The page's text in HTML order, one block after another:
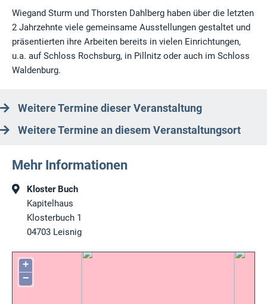
Wiegand Sturm und Thorsten Dahlberg haben über die letzten
2 Jahrzehnte viele gemeinsame Ausstellungen gestaltet und
präsentierten ihre Arbeiten bereits in vielen Einrichtungen,
u.a. auf Schloss Rochsburg, in Pillnitz oder auch im Schloss
Waldenburg.
Weitere Termine dieser Veranstaltung
Weitere Termine an diesem Veranstaltungsort
Mehr Informationen
Kloster Buch
Kapitelhaus
Klosterbuch 1
04703 Leisnig
+
−